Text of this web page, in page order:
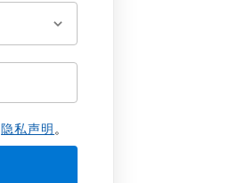
隐私声明 。